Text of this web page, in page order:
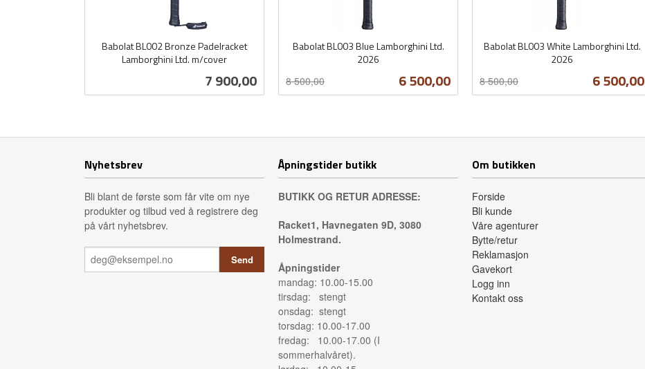
Babolat BL002 Bronze Padelracket
Lamborghini Ltd. m/cover
Pris
7 900,00
Babolat BL003 Blue Lamborghini Ltd.
2026
Tilbud
6 500,00
8 500,00
mva.
Babolat BL003 White Lamborghini Ltd.
2026
Tilbud
6 500,00
8 500,00
mva.
Nyhetsbrev
Bli blant de første som får vite om nye
produkter og tilbud ved å registrere deg
på vårt nyhetsbrev.
Åpningstider butikk
BUTIKK OG RETUR ADRESSE:
Racket1, Havnegaten 9D, 3080
Holmestrand.
Åpningstider
mandag: 10.00-15.00
tirsdag: stengt
onsdag: stengt
torsdag: 10.00-17.00
fredag: 10.00-17.00 (I
sommerhalvåret).
Om butikken
Forside
Bli kunde
Våre agenturer
Bytte/retur
Reklamasjon
Gavekort
Logg inn
Kontakt oss